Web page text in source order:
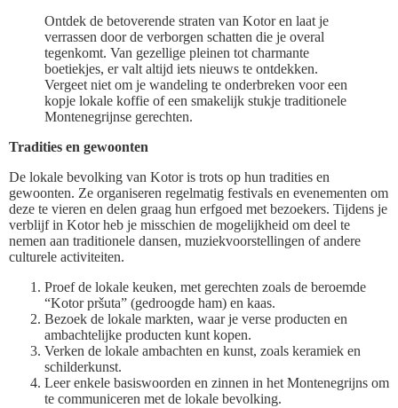
Ontdek de betoverende straten van Kotor en laat je
verrassen door de verborgen schatten die je overal
tegenkomt. Van gezellige pleinen tot charmante
boetiekjes, er valt altijd iets nieuws te ontdekken.
Vergeet niet om je wandeling te onderbreken voor een
kopje lokale koffie of een smakelijk stukje traditionele
Montenegrijnse gerechten.
Tradities en gewoonten
De lokale bevolking van Kotor is trots op hun tradities en
gewoonten. Ze organiseren regelmatig festivals en evenementen om
deze te vieren en delen graag hun erfgoed met bezoekers. Tijdens je
verblijf in Kotor heb je misschien de mogelijkheid om deel te
nemen aan traditionele dansen, muziekvoorstellingen of andere
culturele activiteiten.
Proef de lokale keuken, met gerechten zoals de beroemde
“Kotor pršuta” (gedroogde ham) en kaas.
Bezoek de lokale markten, waar je verse producten en
ambachtelijke producten kunt kopen.
Verken de lokale ambachten en kunst, zoals keramiek en
schilderkunst.
Leer enkele basiswoorden en zinnen in het Montenegrijns om
te communiceren met de lokale bevolking.